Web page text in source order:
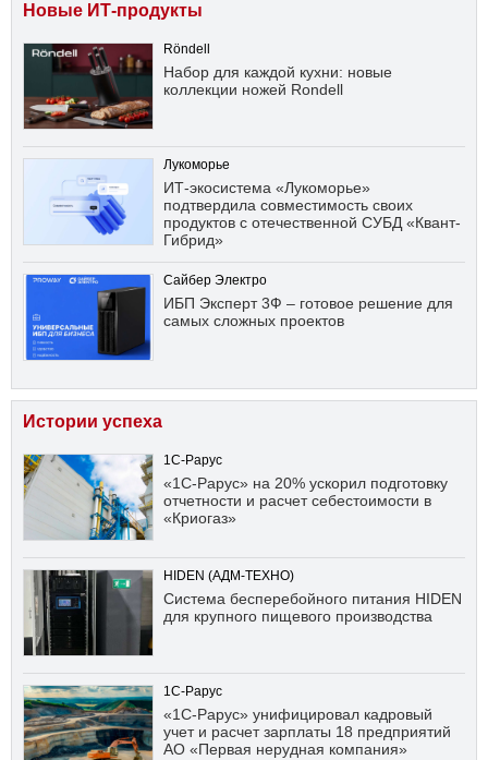
Новые ИТ-продукты
Röndell
Набор для каждой кухни: новые
коллекции ножей Rondell
Лукоморье
ИТ-экосистема «Лукоморье»
подтвердила совместимость своих
продуктов с отечественной СУБД «Квант-
Гибрид»
Сайбер Электро
ИБП Эксперт 3Ф – готовое решение для
самых сложных проектов
Истории успеха
1С-Рарус
«1С-Рарус» на 20% ускорил подготовку
отчетности и расчет себестоимости в
«Криогаз»
HIDEN (АДМ-ТЕХНО)
Система бесперебойного питания HIDEN
для крупного пищевого производства
1С-Рарус
«1С-Рарус» унифицировал кадровый
учет и расчет зарплаты 18 предприятий
АО «Первая нерудная компания»